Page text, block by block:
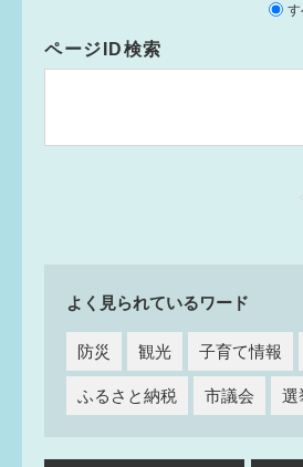
す
ページID検索
よく見られているワード
防災 観光 子育て情報
ふるさと納税 市議会 選